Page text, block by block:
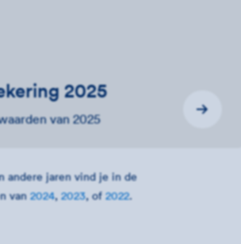
2025
van 2025
andere jaren vind je in de
van2024,2023, of2022.